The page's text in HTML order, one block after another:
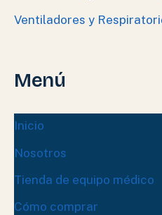
Ventiladores y
Menú
Inicio
Nosotros
Tienda de equipo médico
Cómo comprar